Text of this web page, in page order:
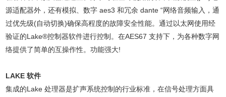
源适配器外，还有模拟、数字 aes3 和冗余 dante “网络音频输入，通
过优先级(自动切换)确保高程度的故障安全性能。通过以太网使用经
验证的Lake®控制器软件进行控制。在AES67 支持下，为各种数字网
络提供了简单的互操作性。功能强大!
LAKE 软件
集成的Lake 处理器是扩声系统控制的行业标准，在信号处理方面具